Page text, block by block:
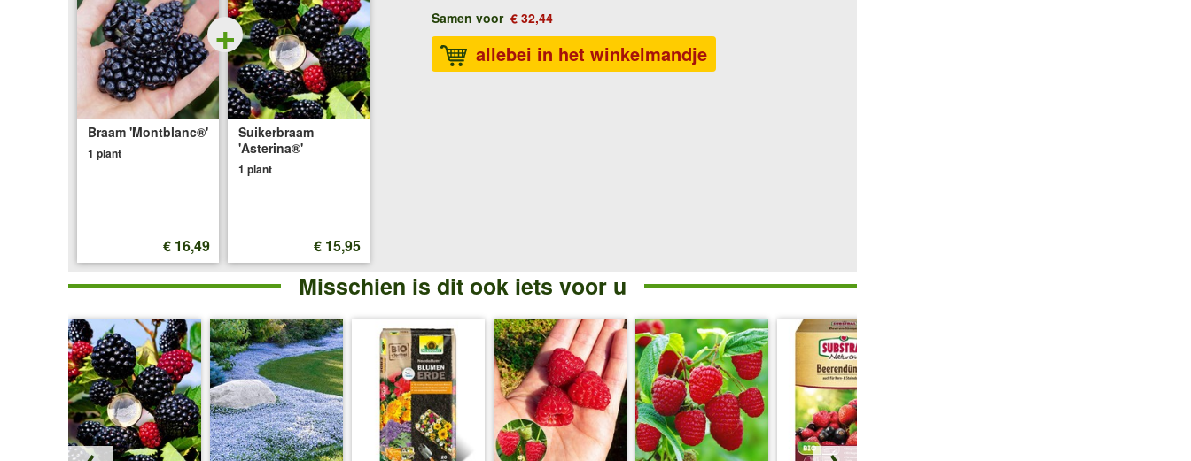
Braam 'Montblanc®'
1 plant
€ 16,49
+
Suikerbraam
'Asterina®'
1 plant
€ 15,95
Samen voor € 32,44
allebei in het winkelmandje
Misschien is dit ook iets voor u